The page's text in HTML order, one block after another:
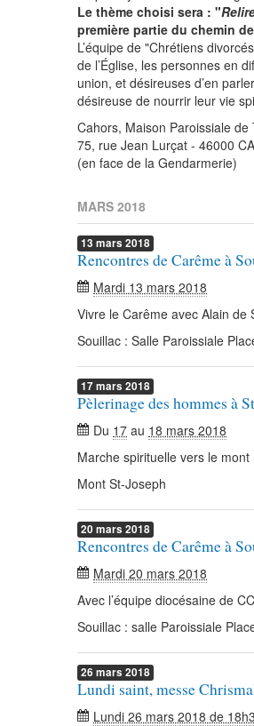
Le thème choisi sera : "
première partie du chemin
L’équipe de "Chrétiens
de l’Église, les personnes en
union, et désireuses d’en
désireuse de nourrir leur vie
Cahors, Maison Paroissiale de
75, rue Jean Lurçat - 46000
(en face de la Gendarmerie)
MARS 2018
13 mars 2018
Rencontres de Carême à
Mardi 13 mars 2018
Vivre le Carême avec Alain de
Souillac : Salle Paroissiale
17mars 2018
Pèlerinage des hommes à
Du 17 au 18 mars 2018
Marche spirituelle vers le mont
Mont St-Joseph
20 mars 2018
Rencontres de Carême à
Mardi 20 mars 2018
Avec l’équipe diocésaine de
Souillac : salle Paroissiale
26 mars 2018
Lundi saint, messe
Lundi 26 mars 2018 de